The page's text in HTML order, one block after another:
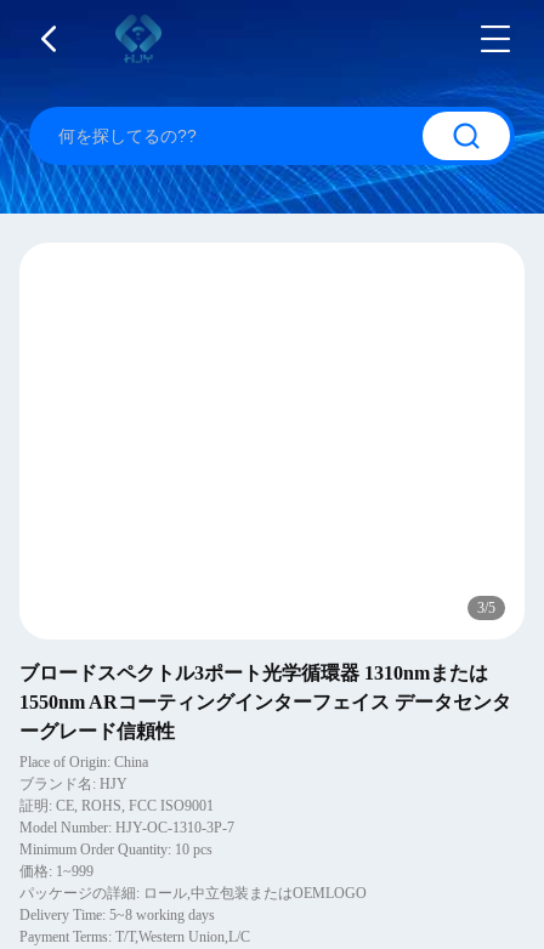
3/5
ブロードスペクトル3ポート光学循環器 1310nmまたは
1550nm ARコーティングインターフェイス データセンタ
ーグレード信頼性
Place of Origin: China
ブランド名: HJY
証明: CE, ROHS, FCC ISO9001
Model Number: HJY-OC-1310-3P-7
Minimum Order Quantity: 10 pcs
価格: 1~999
パッケージの詳細: ロール,中立包装またはOEMLOGO
Delivery Time: 5~8 working days
Payment Terms: T/T,Western Union,L/C